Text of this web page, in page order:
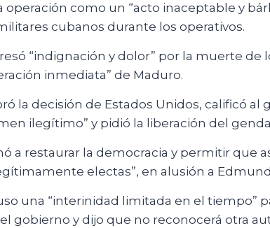
operación como un “acto inaceptable y
cubanos durante los operativos.
“indignación y dolor” por la muerte de
inmediata” de Maduro.
la decisión de Estados Unidos, calificó al
ilegítimo” y pidió la liberación del
a restaurar la democracia y permitir que
electas”, en alusión a
una “interinidad limitada en el tiempo”
gobierno y dijo que no reconocerá otra